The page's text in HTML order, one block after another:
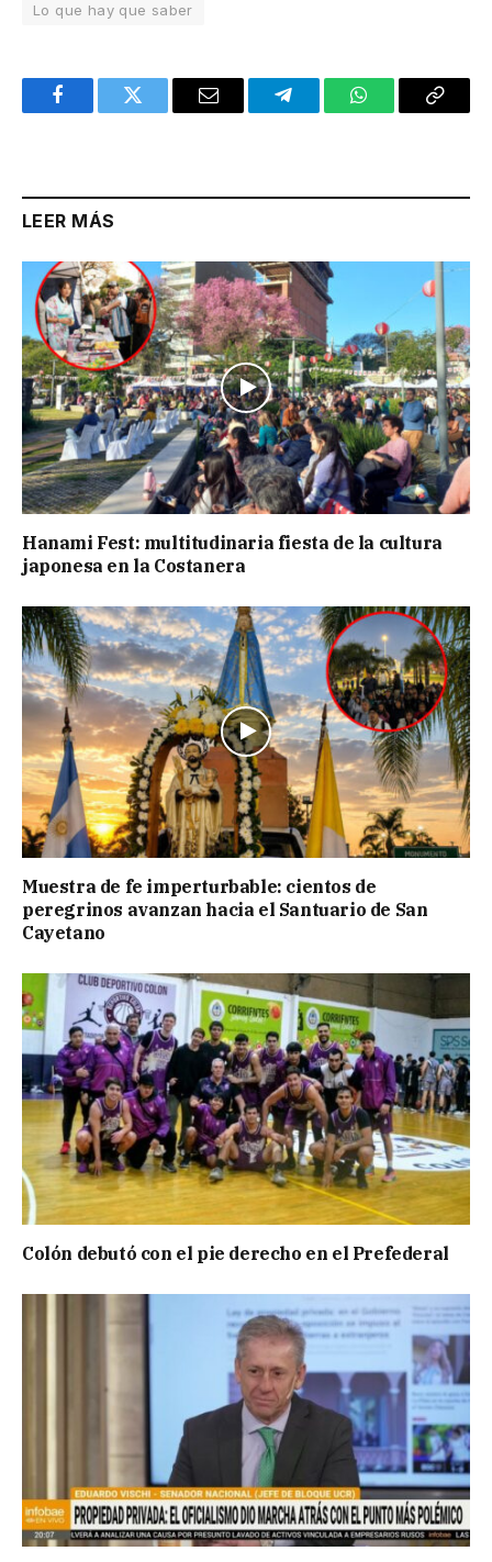
Lo que hay que saber
FacebookTwitter Email TelegramWhatsAppCopy
LEER MÁS
Hanami Fest: multitudinaria fiesta de la cultura
japonesa en la Costanera
Muestra de fe imperturbable: cientos de
peregrinos avanzan hacia el Santuario de San
Cayetano
Colón debutó con el pie derecho en el Prefederal